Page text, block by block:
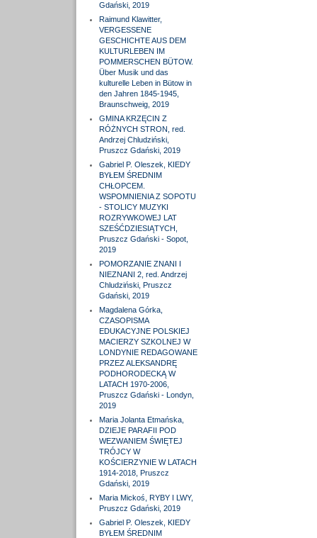
Gdański, 2019
Raimund Klawitter,
VERGESSENE
GESCHICHTE AUS DEM
KULTURLEBEN IM
POMMERSCHEN BÜTOW.
Über Musik und das
kulturelle Leben in Bütow in
den Jahren 1845-1945,
Braunschweig, 2019
GMINA KRZĘCIN Z
RÓŻNYCH STRON, red.
Andrzej Chludziński,
Pruszcz Gdański, 2019
Gabriel P. Oleszek, KIEDY
BYŁEM ŚREDNIM
CHŁOPCEM.
WSPOMNIENIA Z SOPOTU
- STOLICY MUZYKI
ROZRYWKOWEJ LAT
SZEŚĆDZIESIĄTYCH,
Pruszcz Gdański - Sopot,
2019
POMORZANIE ZNANI I
NIEZNANI 2, red. Andrzej
Chludziński, Pruszcz
Gdański, 2019
Magdalena Górka,
CZASOPISMA
EDUKACYJNE POLSKIEJ
MACIERZY SZKOLNEJ W
LONDYNIE REDAGOWANE
PRZEZ ALEKSANDRĘ
PODHORODECKĄ W
LATACH 1970-2006,
Pruszcz Gdański - Londyn,
2019
Maria Jolanta Etmańska,
DZIEJE PARAFII POD
WEZWANIEM ŚWIĘTEJ
TRÓJCY W
KOŚCIERZYNIE W LATACH
1914-2018, Pruszcz
Gdański, 2019
Maria Mickoś, RYBY I LWY,
Pruszcz Gdański, 2019
Gabriel P. Oleszek, KIEDY
BYŁEM ŚREDNIM